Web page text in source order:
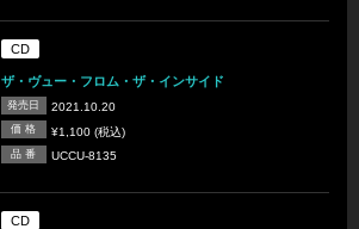
CD
ザ・ヴュー・フロム・ザ・インサイド
発売日 2021.10.20
価 格 ¥1,100 (税込)
品 番 UCCU-8135
CD